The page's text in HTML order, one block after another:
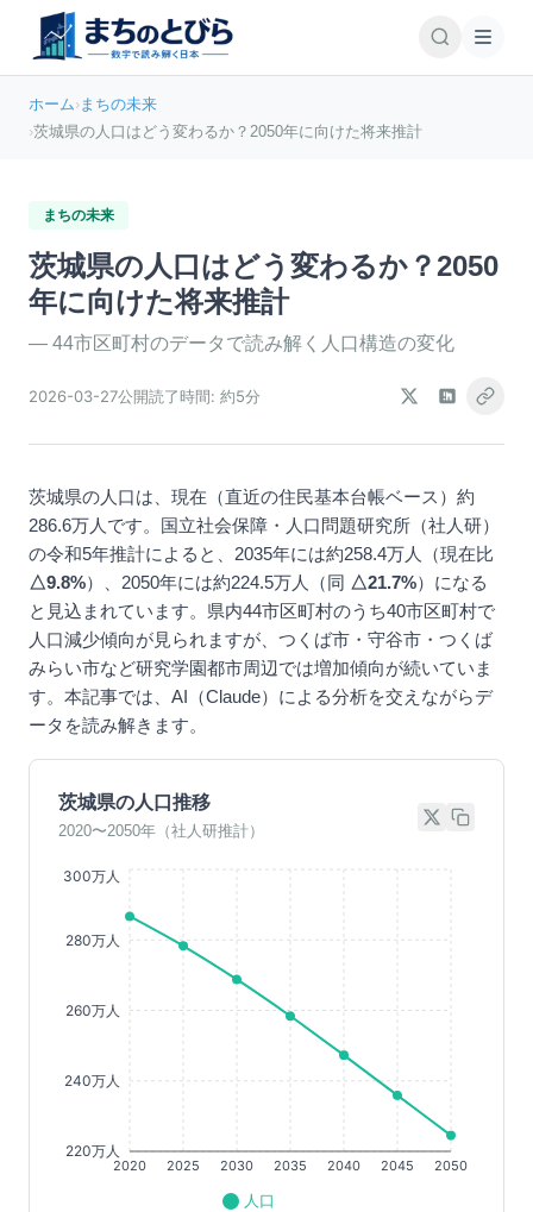
ホーム›まちの未来
›茨城県の人口はどう変わるか？2050年に向けた将来推計
まちの未来
茨城県の人口はどう変わるか？2050
年に向けた将来推計
— 44市区町村のデータで読み解く人口構造の変化
2026-03-27公開読了時間: 約5分
茨城県の人口は、現在（直近の住民基本台帳ベース）約
286.6万人です。国立社会保障・人口問題研究所（社人研）
の令和5年推計によると、2035年には約258.4万人（現在比
△9.8%）、2050年には約224.5万人（同 △21.7%）になる
と見込まれています。県内44市区町村のうち40市区町村で
人口減少傾向が見られますが、つくば市・守谷市・つくば
みらい市など研究学園都市周辺では増加傾向が続いていま
す。本記事では、AI（Claude）による分析を交えながらデ
ータを読み解きます。
茨城県の人口推移
2020〜2050年（社人研推計）
2020 2025 2030 2035 2040 2045 2050
220万人
240万人
260万人
280万人
300万人
人口